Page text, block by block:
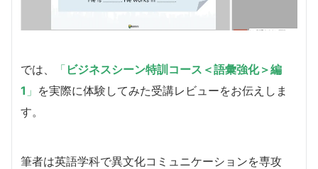
では、 「 ビジネスシーン特訓コース＜語彙強化＞編
1 」 を実際に体験してみた受講レビューをお伝えしま
す。
筆者は英語学科で異文化コミュニケーションを専攻